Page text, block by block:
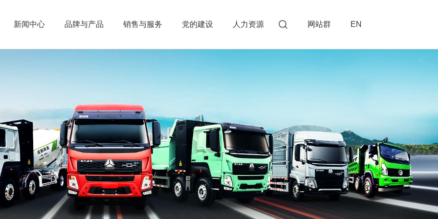
新闻中心 品牌与产品 销售与服务 党的建设 人力资源 网站群 EN